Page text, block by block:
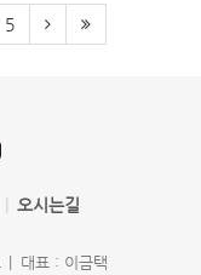
5
오시는길
대표 : 이금택